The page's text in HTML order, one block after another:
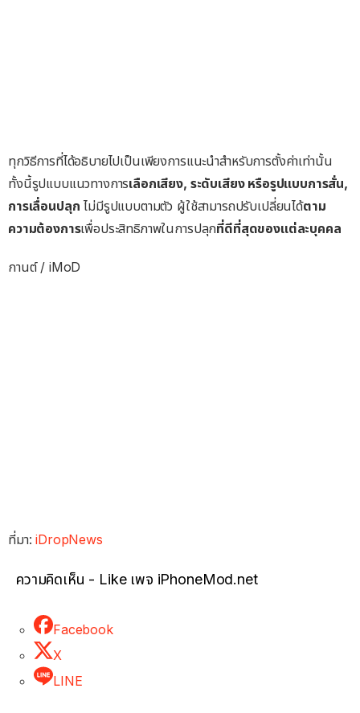
ทุกวิธีการที่ได้อธิบายไปเป็นเพียงการแนะนำสำหรับการตั้งค่าเท่านั้น
ทั้งนี้รูปแบบแนวทางการเลือกเสียง, ระดับเสียง หรือรูปแบบการสั่น,
การเลื่อนปลุก ไม่มีรูปแบบตามตัว ผู้ใช้สามารถปรับเปลี่ยนได้ตาม
ความต้องการเพื่อประสิทธิภาพในการปลุกที่ดีที่สุดของแต่ละบุคคล
กานต์ / iMoD
ที่มา:iDropNews
ความคิดเห็น - Like เพจ iPhoneMod.net
Facebook
X
LINE